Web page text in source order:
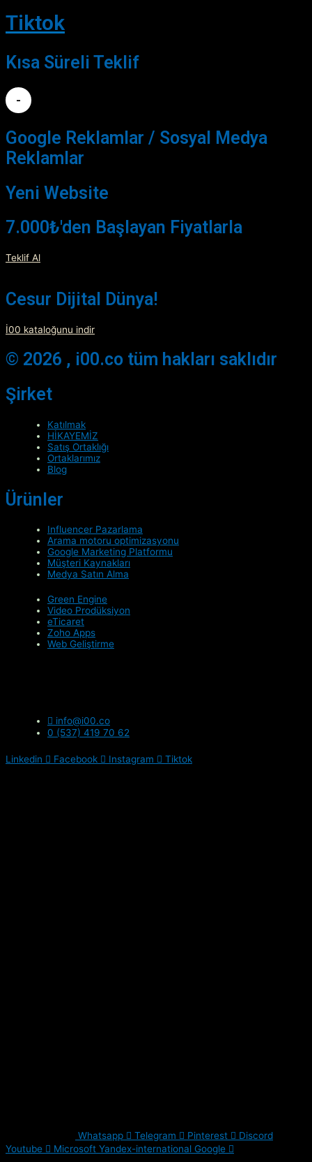
Tiktok
Kısa Süreli Teklif
-
Google Reklamlar / Sosyal Medya
Reklamlar
Yeni Website
7.000₺'den Başlayan Fiyatlarla
Teklif Al
Cesur Dijital Dünya!
İ00 kataloğunu indir
© 2026 , i00.co tüm hakları saklıdır
Şirket
Katılmak
HİKAYEMİZ
Satış Ortaklığı
Ortaklarımız
Blog
Ürünler
Influencer Pazarlama
Arama motoru optimizasyonu
Google Marketing Platformu
Müşteri Kaynakları
Medya Satın Alma
Green Engine
Video Prodüksiyon
eTicaret
Zoho Apps
Web Geliştirme
info@i00.co
0 (537) 419 70 62
Linkedin Facebook Instagram Tiktok
Whatsapp Telegram Pinterest
Discord
Youtube
Microsoft Yandex-international Google